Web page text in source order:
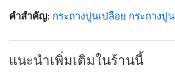
คำสำคัญ: กระถางปูนเปลือย กระถางปูน
แนะนำเพิ่มเติมในร้านนี้